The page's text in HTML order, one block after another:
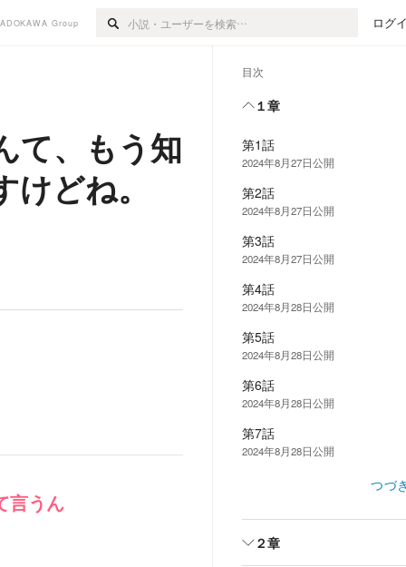
Group ログ
て、もう知
どね。
言うん
目次
１章
第1話
2024年8月27日公開
第2話
2024年8月27日公開
第3話
2024年8月27日公開
第4話
2024年8月28日公開
第5話
2024年8月28日公開
第6話
2024年8月28日公開
第7話
2024年8月28日公開
つづ
２章